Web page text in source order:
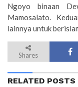
Ngoyo binaan
Mamosalato.
lainnya untuk
Shares
RELATED POSTS